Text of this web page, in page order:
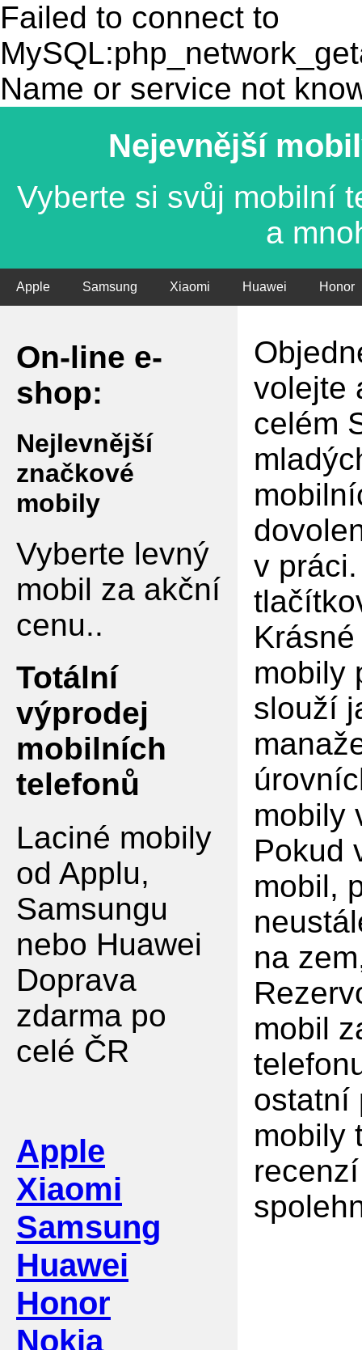
Failed to connect to
Name or service not
Nejevnější
Vyberte si svůj mobilní
a
Apple Samsung Xiaomi Huawei Honor
On-line e-
shop:
Nejlevnější
značkové
mobily
Vyberte levný
mobil za akční
cenu..
Totální
výprodej
mobilních
telefonů
Laciné mobily
od Applu,
Samsungu
nebo Huawei
Doprava
zdarma po
celé ČR
Apple
Xiaomi
Samsung
Huawei
Honor
Nokia
volejte
celém
v
mobily
slouží
mobily
Pokud
mobil,
na
mobil
ostatní
mobily